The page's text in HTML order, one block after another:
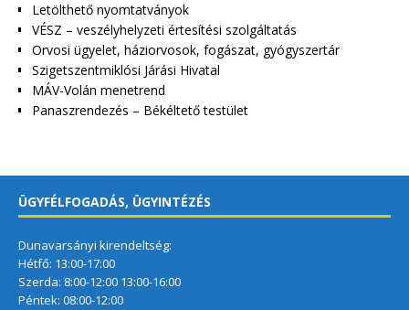
Letölthető nyomtatványok
VÉSZ – veszélyhelyzeti értesítési szolgáltatás
Orvosi ügyelet, háziorvosok, fogászat, gyógyszertár
Szigetszentmiklósi Járási Hivatal
MÁV-Volán menetrend
Panaszrendezés – Békéltető testület
ÜGYFÉLFOGADÁS, ÜGYINTÉZÉS
Dunavarsányi kirendeltség:
Hétfő: 13:00-17:00
Szerda: 8:00-12:00 13:00-16:00
Péntek: 08:00-12:00